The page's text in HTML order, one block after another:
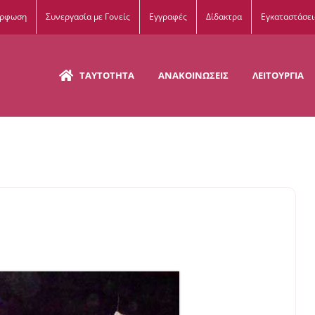
Συνεργασία με Γονείς Εγγραφές Δίδακτρα
ΤΑΥΤΟΤΗΤΑ ΑΝΑΚΟΙΝΩΣΕΙΣ ΛΕΙΤΟΥΡΓΙΑ